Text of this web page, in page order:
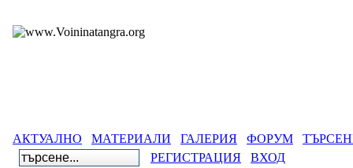
АКТУАЛНО МАТЕРИАЛИ ГАЛЕРИЯ ФОРУМ
РЕГИСТРАЦИЯ
ВХОД